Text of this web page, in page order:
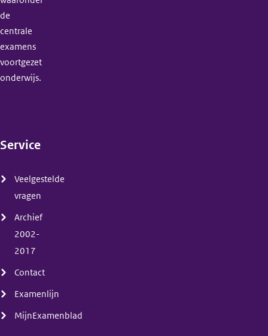
de
centrale
examens
voortgezet
onderwijs.
Service
Veelgestelde
vragen
Archief
2002-
2017
Contact
Examenlijn
MijnExamenblad